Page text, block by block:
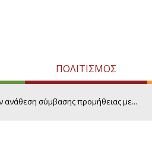
ΠΟΛΙΤΙΣΜΟΣ
ανάθεση σύμβασης προμήθειας με...